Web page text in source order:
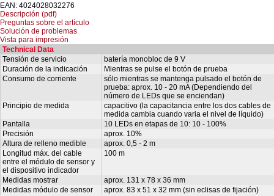
EAN: 4024028032276
Descripción (pdf)
Preguntas sobre el artículo
Solución de problemas
Vista para impresión
Technical Data
Tensión de servicio
batería monobloc de 9 V
Duración de la indicación
Mientras se pulse el botón de prueba
Consumo de corriente
sólo mientras se mantenga pulsado el botón de
prueba: aprox. 10 - 20 mA (Dependiendo del
número de LEDs que se enciendan)
Principio de medida
capacitivo (la capacitancia entre los dos cables de
medida cambia cuando varia el nivel de líquido)
Pantalla
10 LEDs en etapas de 10: 10 - 100%
Precisión
aprox. 10%
Altura de relleno medible
aprox. 0,5 - 2 m
Longitud máx. del cable
entre el módulo de sensor y
el dispositivo indicador
100 m
Medidas mostrar
aprox. 131 x 78 x 36 mm
Medidas módulo de sensor
aprox. 83 x 51 x 32 mm (sin eclisas de fijación)